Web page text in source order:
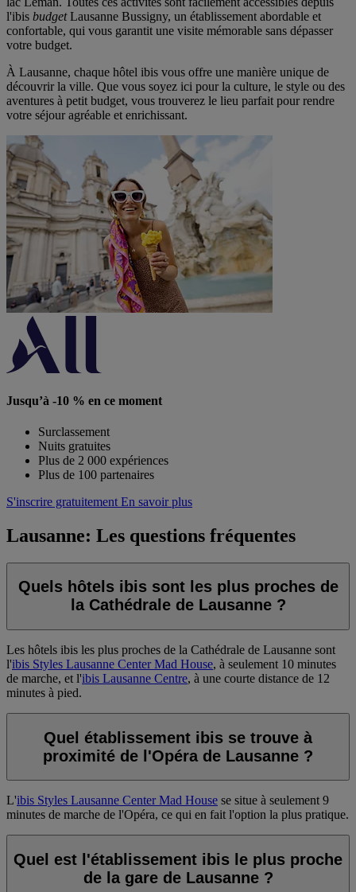
l'ibis budgetLausanne Bussigny, un établissement abordable et
confortable, qui vous garantit une visite mémorable sans dépasser
votre budget.
À Lausanne, chaque hôtel ibis vous offre une manière unique de
découvrir la ville. Que vous soyez ici pour la culture, le style ou des
aventures à petit budget, vous trouverez le lieu parfait pour rendre
votre séjour agréable et enrichissant.
Jusqu’à -10 % en ce moment
Surclassement
Nuits gratuites
Plus de 2 000 expériences
Plus de 100 partenaires
S'inscrire gratuitement En savoir plus
Lausanne: Les questions fréquentes
Quels hôtels ibis sont les plus proches de
la Cathédrale de Lausanne ?
Les hôtels ibis les plus proches de la Cathédrale de Lausanne sont
l'ibis Styles Lausanne Center Mad House, à seulement 10 minutes
de marche, et l'ibis Lausanne Centre, à une courte distance de 12
minutes à pied.
Quel établissement ibis se trouve à
proximité de l'Opéra de Lausanne ?
L'ibis Styles Lausanne Center Mad House se situe à seulement 9
minutes de marche de l'Opéra, ce qui en fait l'option la plus pratique.
Quel est l'établissement ibis le plus proche
de la gare de Lausanne ?